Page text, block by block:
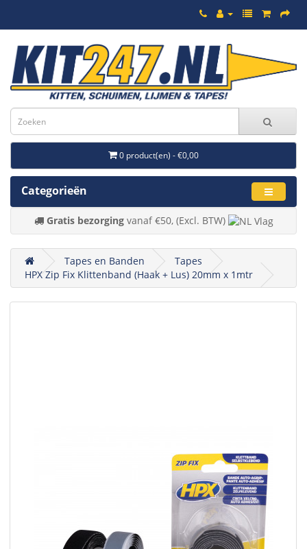
0 product(en) - €0,00
Categorieën
Gratis bezorgingvanaf €50, (Excl. BTW)
Tapes en Banden
Tapes
HPX Zip Fix Klittenband (Haak + Lus) 20mm x 1mtr